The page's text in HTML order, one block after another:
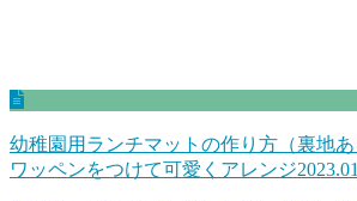
幼稚園用ランチマットの作り方（裏地
ワッペンをつけて可愛くアレンジ